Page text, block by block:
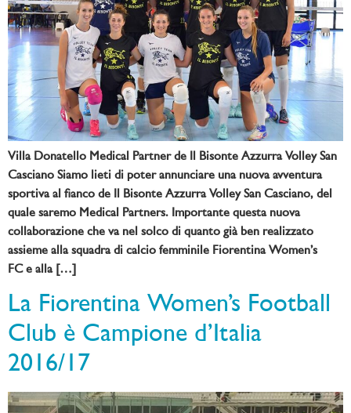
Villa Donatello Medical Partner de Il Bisonte Azzurra Volley San
Casciano Siamo lieti di poter annunciare una nuova avventura
sportiva al fianco de Il Bisonte Azzurra Volley San Casciano, del
quale saremo Medical Partners. Importante questa nuova
collaborazione che va nel solco di quanto già ben realizzato
assieme alla squadra di calcio femminile Fiorentina Women’s
FC e alla […]
La Fiorentina Women’s Football
Club è Campione d’Italia
2016/17